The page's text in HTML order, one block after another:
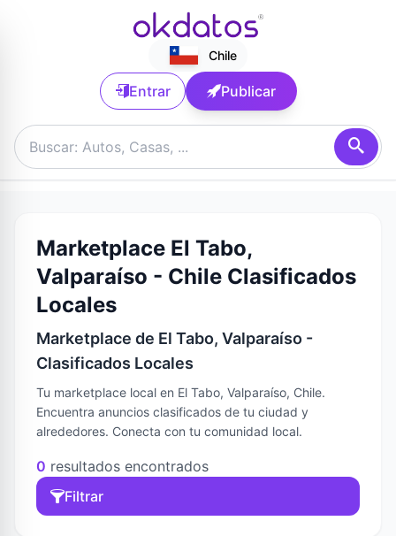
Chile
Entrar Publicar
Marketplace El Tabo,
Valparaíso - Chile Clasificados
Locales
Marketplace de El Tabo, Valparaíso -
Clasificados Locales
Tu marketplace local en El Tabo, Valparaíso, Chile.
Encuentra anuncios clasificados de tu ciudad y
alrededores. Conecta con tu comunidad local.
0 resultados encontrados
Filtrar